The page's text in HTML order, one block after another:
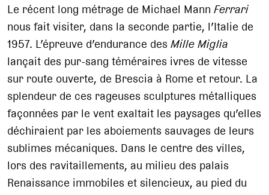
Le récent long métrage de Michael MannFerrari
nous fait visiter, dans la seconde partie, l’Italie de
1957. L’épreuve d’endurance desMille Miglia
lançait des pur-sang téméraires ivres de vitesse
sur route ouverte, de Brescia à Rome et retour. La
splendeur de ces rageuses sculptures métalliques
façonnées par le vent exaltait les paysages qu’elles
déchiraient par les aboiements sauvages de leurs
sublimes mécaniques. Dans le centre des villes,
lors des ravitaillements, au milieu des palais
Renaissance immobiles et silencieux, au pied du